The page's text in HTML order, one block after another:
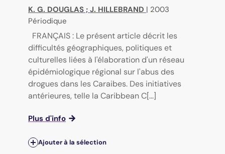
K. G. DOUGLAS ; J. HILLEBRAND | 2003
Périodique
FRANÇAIS : Le présent article décrit les
difficultés géographiques, politiques et
culturelles liées à l'élaboration d'un réseau
épidémiologique régional sur l'abus des
drogues dans les Caraibes. Des initiatives
antérieures, telle la Caribbean C[...]
Plus d'info
Ajouter à la sélection